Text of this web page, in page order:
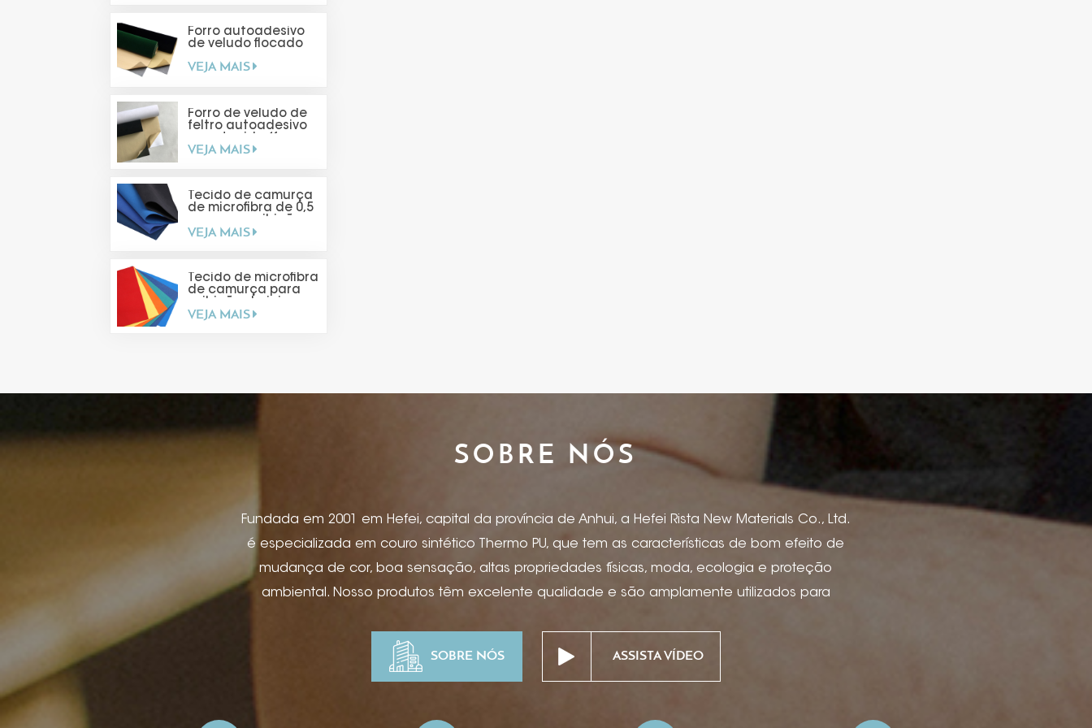
Forro autoadesivo
de veludo flocado
VEJA MAIS
Forro de veludo de
feltro autoadesivo
você mesmo)
VEJA MAIS
Tecido de camurça
de microfibra de 0,5
de joias
VEJA MAIS
Tecido de microfibra
de camurça para
VEJA MAIS
SOBRE NÓS
Fundada em 2001 em Hefei, capital da província de Anhui, a Hefei Rista New Materials Co., Ltd.
é especializada em couro sintético Thermo PU, que tem as características de bom efeito de
mudança de cor, boa sensação, altas propriedades físicas, moda, ecologia e proteção
ambiental. Nosso produtos têm excelente qualidade e são amplamente utilizados para
produtos eletrônicos, encadernação para caixas de presente, caixas de vinho, caixa e
pacote de joias, suprimentos para mesa de hotel, projetos especiais de anúncios e
SOBRE NÓS ASSISTA VÍDEO